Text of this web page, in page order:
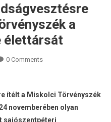
a
élettársát
0 Comments
ítélt a Miskolci Törvényszék
novemberében olyan
sajószentpéteri